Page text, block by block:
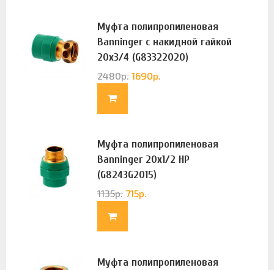
Муфта полипропиленовая
Banninger с накидной гайкой
20х3/4 (G83322020)
2480р. 1690р.
Муфта полипропиленовая
Banninger 20х1/2 НР
(G8243G2015)
1135р. 715р.
Муфта полипропиленовая